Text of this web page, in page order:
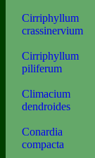
Cirriphyllum
crassinervium
Cirriphyllum
piliferum
Climacium
dendroides
Conardia
compacta